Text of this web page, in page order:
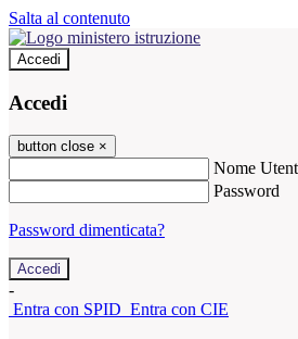
Salta al contenuto
Accedi
Accedi
button close ×
Nome
Password
Password dimenticata?
-
Entra con SPID Entra con CIE